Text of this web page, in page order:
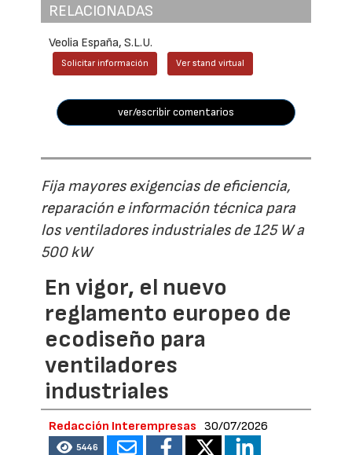
RELACIONADAS
Veolia España, S.L.U.
Solicitar información Ver stand virtual
ver/escribir comentarios
Fija mayores exigencias de eficiencia,
reparación e información técnica para
los ventiladores industriales de 125 W a
500 kW
En vigor, el nuevo
reglamento europeo de
ecodiseño para
ventiladores
industriales
Redacción Interempresas 30/07/2026
5446